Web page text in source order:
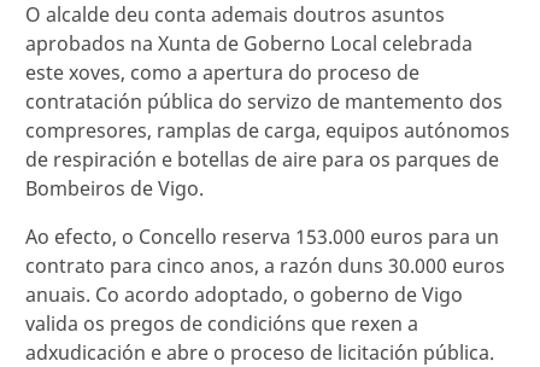
O alcalde deu conta ademais doutros asuntos
aprobados na Xunta de Goberno Local celebrada
este xoves, como a apertura do proceso de
contratación pública do servizo de mantemento dos
compresores, ramplas de carga, equipos autónomos
de respiración e botellas de aire para os parques de
Bombeiros de Vigo.
Ao efecto, o Concello reserva 153.000 euros para un
contrato para cinco anos, a razón duns 30.000 euros
anuais. Co acordo adoptado, o goberno de Vigo
valida os pregos de condicións que rexen a
adxudicación e abre o proceso de licitación pública.